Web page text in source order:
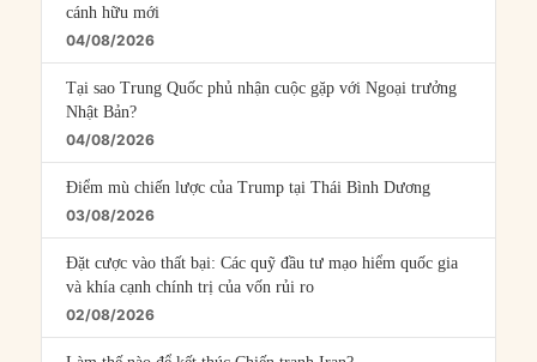
cánh hữu mới
04/08/2026
Tại sao Trung Quốc phủ nhận cuộc gặp với Ngoại trưởng
Nhật Bản?
04/08/2026
Điểm mù chiến lược của Trump tại Thái Bình Dương
03/08/2026
Đặt cược vào thất bại: Các quỹ đầu tư mạo hiểm quốc gia
và khía cạnh chính trị của vốn rủi ro
02/08/2026